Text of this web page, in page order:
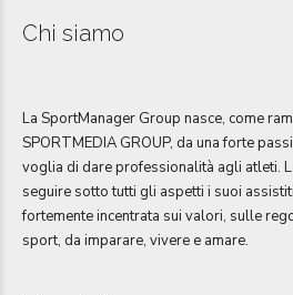
Chi siamo
La SportManager Group nasce, come
SPORTMEDIA GROUP, da una forte
voglia di dare professionalità agli atleti.
seguire sotto tutti gli aspetti i suoi
fortemente incentrata sui valori, sulle
sport, da imparare, vivere e amare.